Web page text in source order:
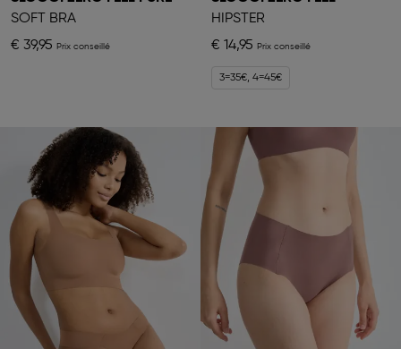
SOFT BRA
€ 39,95
HIPSTER
€ 14,95
3=35€, 4=45€